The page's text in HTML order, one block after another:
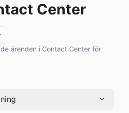
Center
options
ärenden i Contact Center för